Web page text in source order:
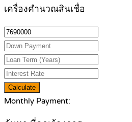
เครื่องคำนวณสินเชื่อ
Calculate
Monthly Payment: